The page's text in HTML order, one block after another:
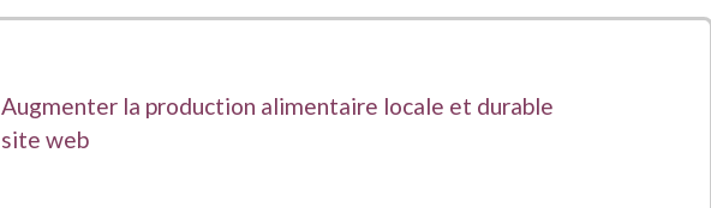
Augmenter la production alimentaire locale et durable
site web